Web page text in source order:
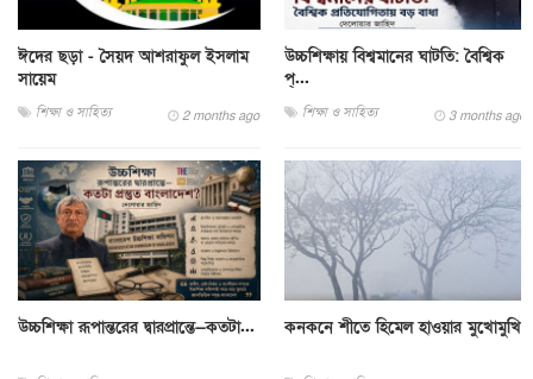
ঈদের ছড়া - সৈয়দ আশরাফুল ইসলাম
সায়েম
শিক্ষা ও সাহিত্য 2 months ago
উচ্চশিক্ষায় বিশ্বমানের ঘাটতি: বৈশ্বিক
প্...
শিক্ষা ও সাহিত্য 3 months ago
উচ্চশিক্ষা রূপান্তরের দ্বারপ্রান্তে—কতটা... কনকনে শীতে হিমেল হাওয়ার মুখোমুখি